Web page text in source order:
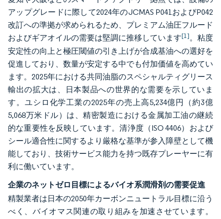
アップグレードに際して2024年のJCMAS P041およびP042
改訂への準拠が求められるため、プレミアム油圧フルード
およびギアオイルの需要は堅調に推移しています[1]。粘度
安定性の向上と極圧閾値の引き上げが合成基油への選好を
促進しており、数量が安定する中でも付加価値を高めてい
ます。2025年における共同油脂のスペシャルティグリース
輸出の拡大は、日本製品への世界的な需要を示していま
す。ユシロ化学工業の2025年の売上高5,234億円（約3億
5,068万米ドル）は、精密製造における金属加工油の継続
的な重要性を反映しています。清浄度（ISO 4406）および
シール適合性に関するより厳格な基準が参入障壁として機
能しており、技術サービス能力を持つ既存プレーヤーに有
利に働いています。
企業のネットゼロ目標によるバイオ系潤滑剤の需要促進
精製業者は日本の2050年カーボンニュートラル目標に沿う
べく、バイオマス関連の取り組みを加速させています。